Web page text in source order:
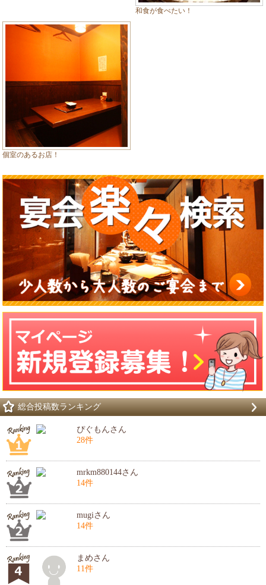
和食が食べたい！
個室のあるお店！
総合投稿数ランキング
ぴぐもんさん
28件
mrkm880144さん
14件
mugiさん
14件
まめさん
11件